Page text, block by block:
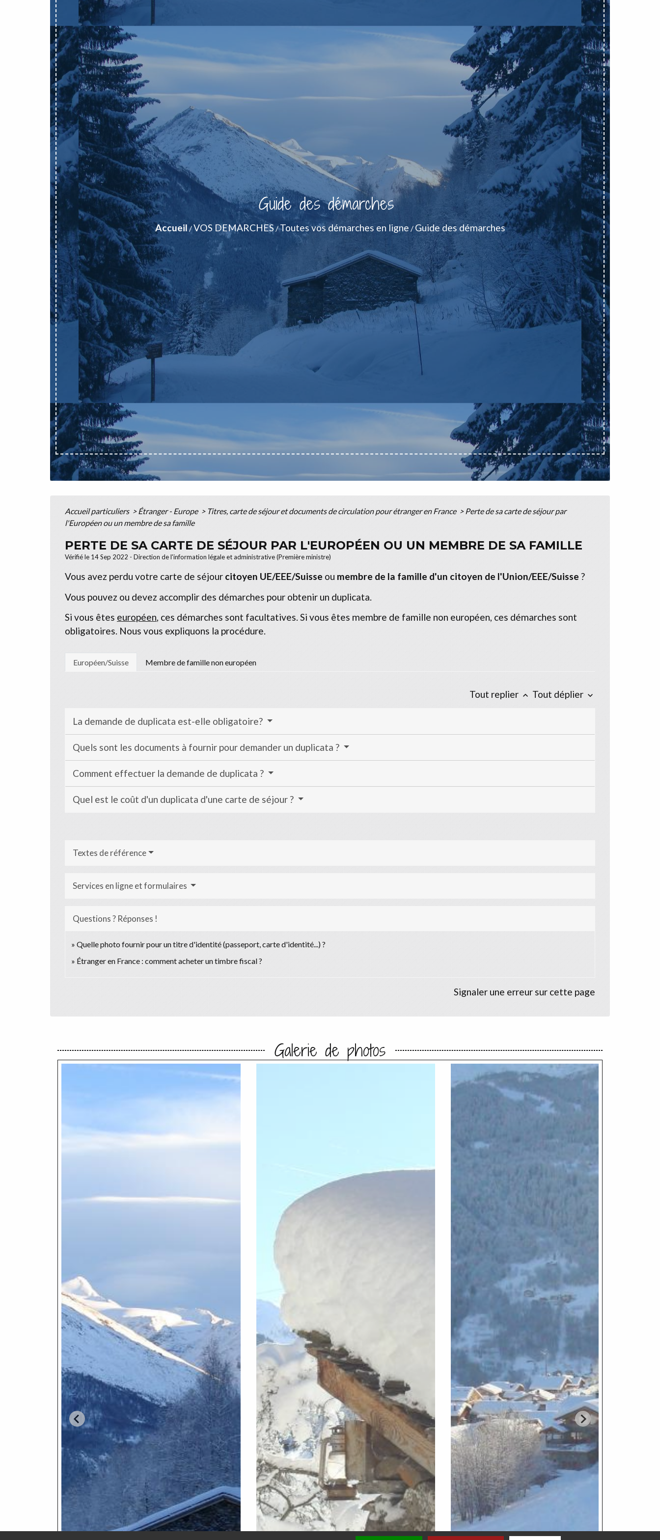
Guide des démarches
Accueil/VOS DEMARCHES /Toutes vos démarches en ligne / Guide des démarches
Accueil particuliers > Étranger - Europe > Titres, carte de séjour et documents de circulation pour étranger en France > Perte de sa carte de séjour par
l'Européen ou un membre de sa famille
PERTE DE SA CARTE DE SÉJOUR PAR L'EUROPÉEN OU UN MEMBRE DE SA FAMILLE
Vérifié le 14 Sep 2022 - Direction de l'information légale et administrative (Première ministre)
Vous avez perdu votre carte de séjour citoyen UE/EEE/Suisse ou membre de la famille d'un citoyen de l'Union/EEE/Suisse ?
Vous pouvez ou devez accomplir des démarches pour obtenir un duplicata.
Si vous êtes européen, ces démarches sont facultatives. Si vous êtes membre de famille non européen, ces démarches sont
obligatoires. Nous vous expliquons la procédure.
Européen/Suisse Membre de famille non européen
Tout replier keyboard_arrow_up Tout déplier keyboard_arrow_down
La demande de duplicata est-elle obligatoire?
Quels sont les documents à fournir pour demander un duplicata ?
Comment effectuer la demande de duplicata ?
Quel est le coût d'un duplicata d'une carte de séjour ?
Textes de référence
Services en ligne et formulaires
Questions ? Réponses !
Quelle photo fournir pour un titre d'identité (passeport, carte d'identité...) ?
Étranger en France : comment acheter un timbre fiscal ?
Signaler une erreur sur cette page
Galerie de photos